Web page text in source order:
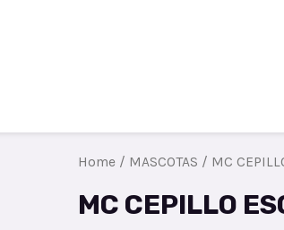
Home / MASCOTAS / MC
MC CEPILLO